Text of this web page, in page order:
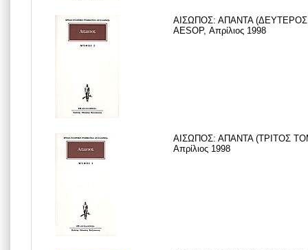
ΑΙΣΩΠΟΣ: ΑΠΑΝΤΑ
AESOP, Απρίλιος 1998
ΑΙΣΩΠΟΣ: ΑΠΑΝΤΑ (ΤΡΙΤΟΣ
Απρίλιος 1998